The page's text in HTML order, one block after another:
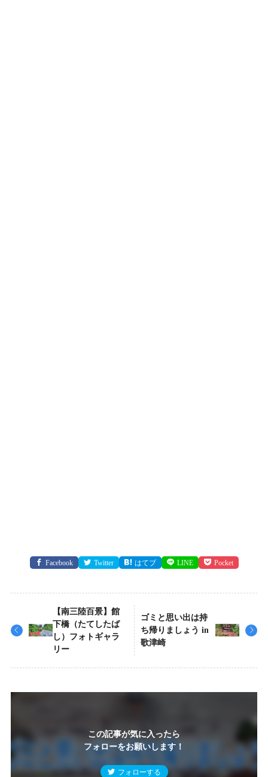
Facebook Twitter はてブ LINE Pocket
【南三陸百景】館
下橋（たてしたば
し）フォトギャラ
リー
ゴミと思い出は持
ち帰りましょう in
歌津崎
この記事が気に入ったら
フォローをお願いします！
フォローする